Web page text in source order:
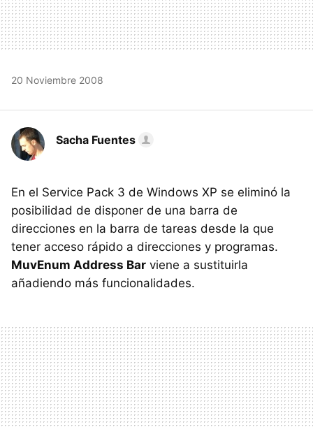
20 Noviembre 2008
Sacha Fuentes
En el Service Pack 3 de Windows XP se eliminó la
posibilidad de disponer de una barra de
direcciones en la barra de tareas desde la que
tener acceso rápido a direcciones y programas.
MuvEnum Address Bar viene a sustituirla
añadiendo más funcionalidades.